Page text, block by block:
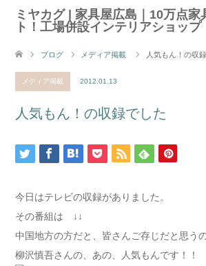
ミヤカグ | 家具屋広島｜10万点家
ト！工場併設インテリアショップ
ブログ メディア掲載 人気もん！の収
メディア掲載 2012.01.13
人気もん！の収録でした
今日はテレビの収録がありました。
その番組は ↓↓
中国地方の方だと、皆さんご存じだと思う
柳沢慎吾さんの、あの、人気もんです！！